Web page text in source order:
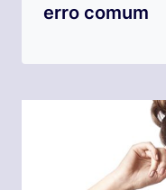
erro comum